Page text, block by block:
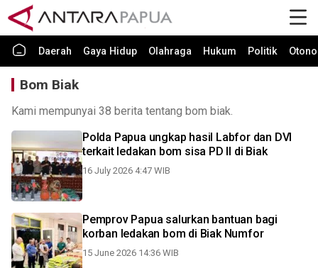
Daerah Gaya Hidup Olahraga Hukum Politik
Bom Biak
Kami mempunyai 38 berita tentang bom biak.
Polda Papua ungkap hasil Labfor dan DVI
terkait ledakan bom sisa PD II di Biak
16 July 2026 4:47 WIB
Pemprov Papua salurkan bantuan bagi
korban ledakan bom di Biak Numfor
15 June 2026 14:36 WIB